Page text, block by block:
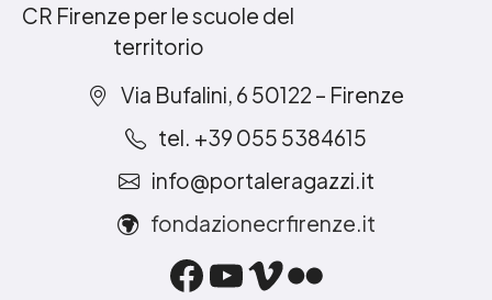
CR Firenze per le scuole del
territorio
Via Bufalini, 6 50122 – Firenze
tel. +39 055 5384615
info@portaleragazzi.it
fondazionecrfirenze.it
Facebook
YouTube
Vimeo
Flickr